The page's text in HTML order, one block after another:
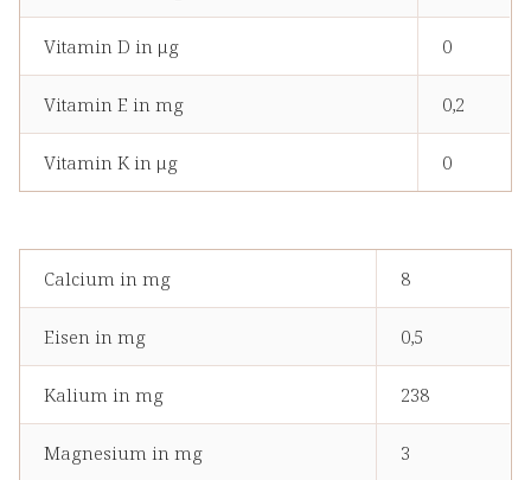
Vitamin D in μg 0
Vitamin E in mg 0,2
Vitamin K in μg 0
Calcium in mg 8
Eisen in mg 0,5
Kalium in mg 238
Magnesium in mg 3